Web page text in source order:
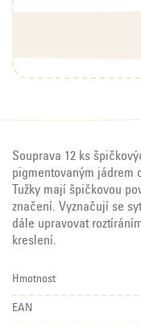
Souprava 12 ks
pigmentovaným jádrem
Tužky mají špičkovou
značení. Vyznačují se
dále upravovat
kreslení.
Hmotnost
EAN